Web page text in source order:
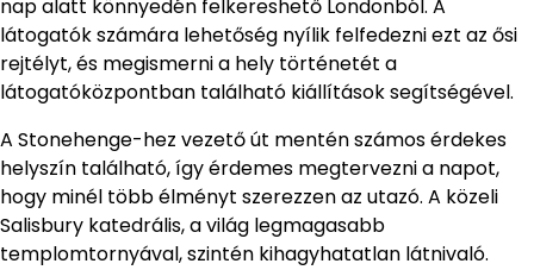
nap alatt könnyedén felkereshető Londonból. A
látogatók számára lehetőség nyílik felfedezni ezt az ősi
rejtélyt, és megismerni a hely történetét a
látogatóközpontban található kiállítások segítségével.
A Stonehenge-hez vezető út mentén számos érdekes
helyszín található, így érdemes megtervezni a napot,
hogy minél több élményt szerezzen az utazó. A közeli
Salisbury katedrális, a világ legmagasabb
templomtornyával, szintén kihagyhatatlan látnivaló.